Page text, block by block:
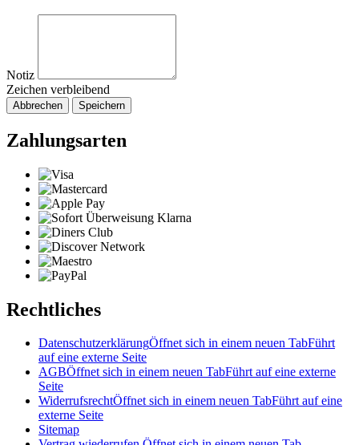
Notiz
Zeichen verbleibend
Abbrechen Speichern
Zahlungsarten
Rechtliches
DatenschutzerklärungÖffnet sich in einem neuen TabFührt
auf eine externe Seite
AGBÖffnet sich in einem neuen TabFührt auf eine externe
Seite
WiderrufsrechtÖffnet sich in einem neuen TabFührt auf eine
externe Seite
Sitemap